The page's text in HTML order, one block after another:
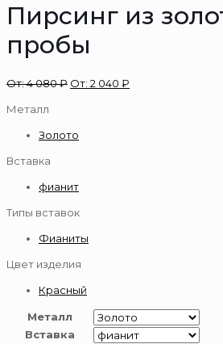
Пирсинг из
пробы
От:4 080₽ От: 2 040 ₽
Металл
Золото
Вставка
фианит
Типы вставок
Фианиты
Цвет изделия
Красный
Металл
Вставка